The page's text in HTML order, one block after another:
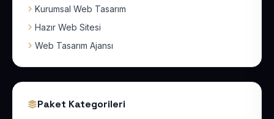
Kurumsal Web Tasarım
Hazır Web Sitesi
Web Tasarım Ajansı
Paket Kategorileri